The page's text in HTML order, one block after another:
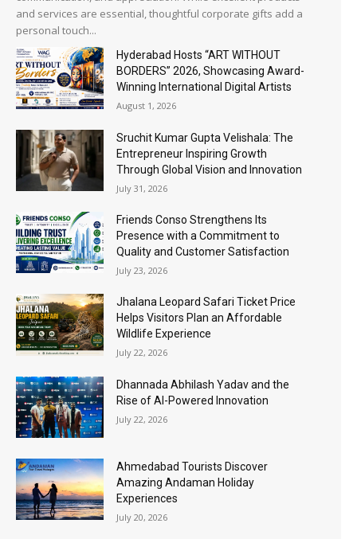
and services are essential, thoughtful corporate gifts add a
personal touch...
Hyderabad Hosts “ART WITHOUT
BORDERS” 2026, Showcasing Award-
Winning International Digital Artists
August 1, 2026
Sruchit Kumar Gupta Velishala: The
Entrepreneur Inspiring Growth
Through Global Vision and Innovation
July 31, 2026
Friends Conso Strengthens Its
Presence with a Commitment to
Quality and Customer Satisfaction
July 23, 2026
Jhalana Leopard Safari Ticket Price
Helps Visitors Plan an Affordable
Wildlife Experience
July 22, 2026
Dhannada Abhilash Yadav and the
Rise of AI-Powered Innovation
July 22, 2026
Ahmedabad Tourists Discover
Amazing Andaman Holiday
Experiences
July 20, 2026